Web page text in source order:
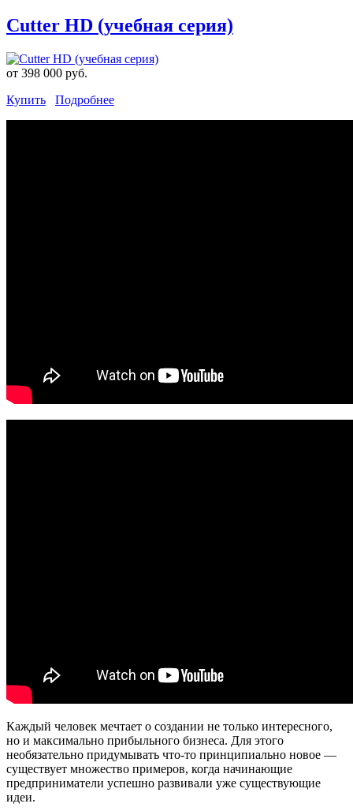
Cutter HD (учебная серия)
от 398 000 руб.
Купить
Подробнее
Каждый человек мечтает о создании не только интересного,
но и максимально прибыльного бизнеса. Для этого
необязательно придумывать что-то принципиально новое —
существует множество примеров, когда начинающие
предприниматели успешно развивали уже существующие
идеи.